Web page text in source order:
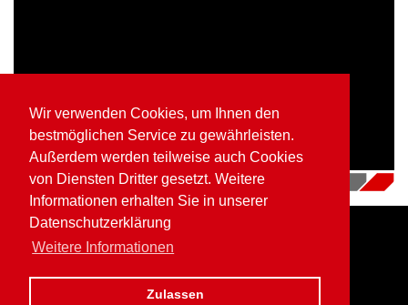
Wir verwenden Cookies, um Ihnen den
bestmöglichen Service zu gewährleisten.
Außerdem werden teilweise auch Cookies
von Diensten Dritter gesetzt. Weitere
Informationen erhalten Sie in unserer
Datenschutzerklärung
Weitere Informationen
Zulassen
12.07.2018
Home Impressum